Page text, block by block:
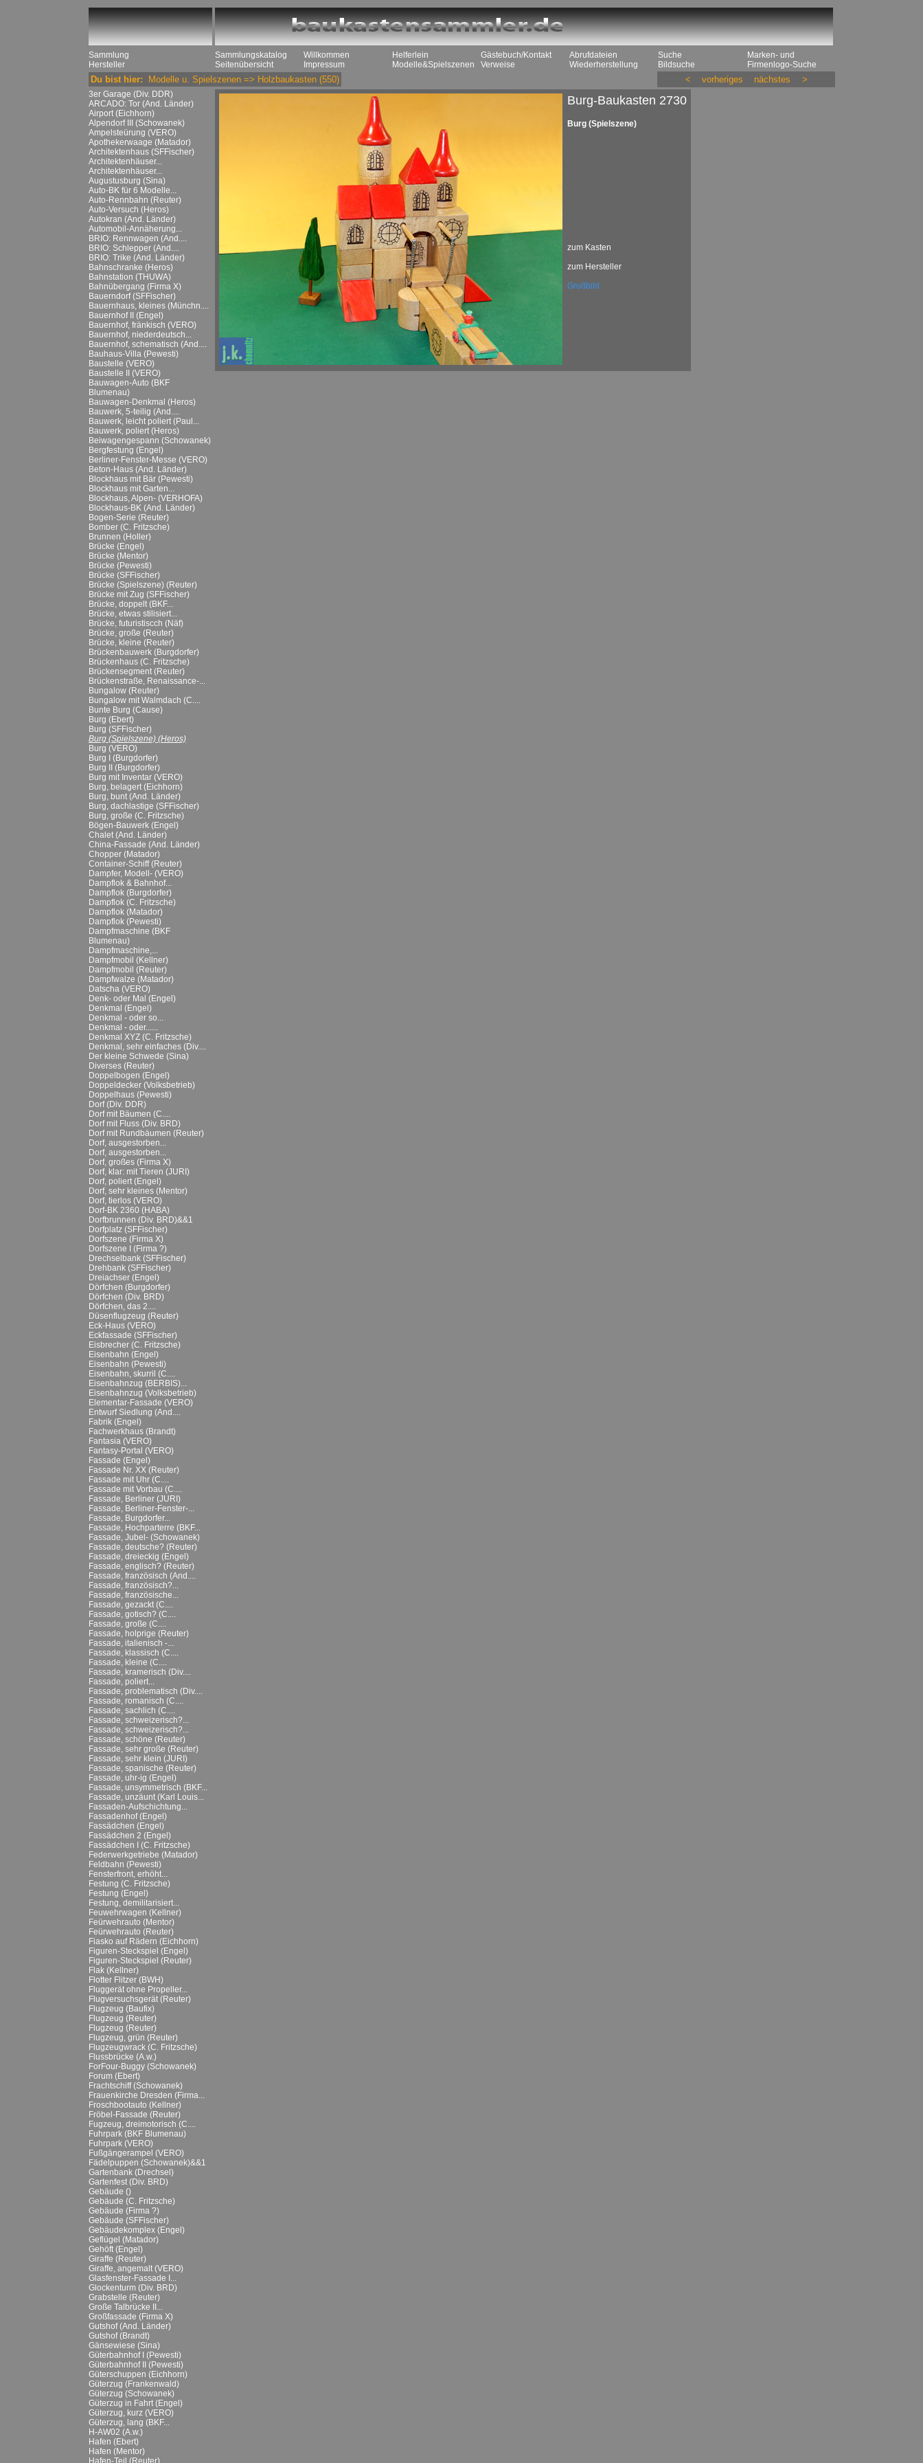
Sammlung
Hersteller
Sammlungskatalog
Seitenübersicht
Willkommen
Impressum
Helferlein
Modelle&Spielszenen
Gästebuch/Kontakt
Verweise
Abrufdateien
Wiederherstellung
Suche
Bildsuche
Marken- und
Firmenlogo-Suche
Du bist hier: Modelle u. Spielszenen => Holzbaukasten (550) < vorheriges nächstes >
3er Garage (Div. DDR)
ARCADO: Tor (And. Länder)
Airport (Eichhorn)
Alpendorf III (Schowanek)
Ampelsteürung (VERO)
Apothekerwaage (Matador)
Architektenhaus (SFFischer)
Architektenhäuser...
Architektenhäuser...
Augustusburg (Sina)
Auto-BK für 6 Modelle...
Auto-Rennbahn (Reuter)
Auto-Versuch (Heros)
Autokran (And. Länder)
Automobil-Annäherung...
BRIO: Rennwagen (And....
BRIO: Schlepper (And....
BRIO: Trike (And. Länder)
Bahnschranke (Heros)
Bahnstation (THUWA)
Bahnübergang (Firma X)
Bauerndorf (SFFischer)
Bauernhaus, kleines (Münchn....
Bauernhof II (Engel)
Bauernhof, fränkisch (VERO)
Bauernhof, niederdeutsch...
Bauernhof, schematisch (And....
Bauhaus-Villa (Pewesti)
Baustelle (VERO)
Baustelle II (VERO)
Bauwagen-Auto (BKF
Blumenau)
Bauwagen-Denkmal (Heros)
Bauwerk, 5-teilig (And....
Bauwerk, leicht poliert (Paul...
Bauwerk, poliert (Heros)
Beiwagengespann (Schowanek)
Bergfestung (Engel)
Berliner-Fenster-Messe (VERO)
Beton-Haus (And. Länder)
Blockhaus mit Bär (Pewesti)
Blockhaus mit Garten...
Blockhaus, Alpen- (VERHOFA)
Blockhaus-BK (And. Länder)
Bogen-Serie (Reuter)
Bomber (C. Fritzsche)
Brunnen (Holler)
Brücke (Engel)
Brücke (Mentor)
Brücke (Pewesti)
Brücke (SFFischer)
Brücke (Spielszene) (Reuter)
Brücke mit Zug (SFFischer)
Brücke, doppelt (BKF...
Brücke, etwas stilisiert...
Brücke, futuristiscch (Näf)
Brücke, große (Reuter)
Brücke, kleine (Reuter)
Brückenbauwerk (Burgdorfer)
Brückenhaus (C. Fritzsche)
Brückensegment (Reuter)
Brückenstraße, Renaissance-...
Bungalow (Reuter)
Bungalow mit Walmdach (C....
Bunte Burg (Cause)
Burg (Ebert)
Burg (SFFischer)
Burg (Spielszene) (Heros)
Burg (VERO)
Burg I (Burgdorfer)
Burg II (Burgdorfer)
Burg mit Inventar (VERO)
Burg, belagert (Eichhorn)
Burg, bunt (And. Länder)
Burg, dachlastige (SFFischer)
Burg, große (C. Fritzsche)
Bögen-Bauwerk (Engel)
Chalet (And. Länder)
China-Fassade (And. Länder)
Chopper (Matador)
Container-Schiff (Reuter)
Dampfer, Modell- (VERO)
Dampflok & Bahnhof...
Dampflok (Burgdorfer)
Dampflok (C. Fritzsche)
Dampflok (Matador)
Dampflok (Pewesti)
Dampfmaschine (BKF
Blumenau)
Dampfmaschine,...
Dampfmobil (Kellner)
Dampfmobil (Reuter)
Dampfwalze (Matador)
Datscha (VERO)
Denk- oder Mal (Engel)
Denkmal (Engel)
Denkmal - oder so...
Denkmal - oder......
Denkmal XYZ (C. Fritzsche)
Denkmal, sehr einfaches (Div....
Der kleine Schwede (Sina)
Diverses (Reuter)
Doppelbogen (Engel)
Doppeldecker (Volksbetrieb)
Doppelhaus (Pewesti)
Dorf (Div. DDR)
Dorf mit Bäumen (C....
Dorf mit Fluss (Div. BRD)
Dorf mit Rundbäumen (Reuter)
Dorf, ausgestorben...
Dorf, ausgestorben...
Dorf, großes (Firma X)
Dorf, klar: mit Tieren (JURI)
Dorf, poliert (Engel)
Dorf, sehr kleines (Mentor)
Dorf, tierlos (VERO)
Dorf-BK 2360 (HABA)
Dorfbrunnen (Div. BRD)&&1
Dorfplatz (SFFischer)
Dorfszene (Firma X)
Dorfszene I (Firma ?)
Drechselbank (SFFischer)
Drehbank (SFFischer)
Dreiachser (Engel)
Dörfchen (Burgdorfer)
Dörfchen (Div. BRD)
Dörfchen, das 2....
Düsenflugzeug (Reuter)
Eck-Haus (VERO)
Eckfassade (SFFischer)
Eisbrecher (C. Fritzsche)
Eisenbahn (Engel)
Eisenbahn (Pewesti)
Eisenbahn, skurril (C....
Eisenbahnzug (BERBIS)...
Eisenbahnzug (Volksbetrieb)
Elementar-Fassade (VERO)
Entwurf Siedlung (And....
Fabrik (Engel)
Fachwerkhaus (Brandt)
Fantasia (VERO)
Fantasy-Portal (VERO)
Fassade (Engel)
Fassade Nr. XX (Reuter)
Fassade mit Uhr (C....
Fassade mit Vorbau (C....
Fassade, Berliner (JURI)
Fassade, Berliner-Fenster-...
Fassade, Burgdorfer...
Fassade, Hochparterre (BKF...
Fassade, Jubel- (Schowanek)
Fassade, deutsche? (Reuter)
Fassade, dreieckig (Engel)
Fassade, englisch? (Reuter)
Fassade, französisch (And....
Fassade, französisch?...
Fassade, französische...
Fassade, gezackt (C....
Fassade, gotisch? (C....
Fassade, große (C....
Fassade, holprige (Reuter)
Fassade, italienisch -...
Fassade, klassisch (C....
Fassade, kleine (C....
Fassade, kramerisch (Div....
Fassade, poliert...
Fassade, problematisch (Div....
Fassade, romanisch (C....
Fassade, sachlich (C....
Fassade, schweizerisch?...
Fassade, schweizerisch?...
Fassade, schöne (Reuter)
Fassade, sehr große (Reuter)
Fassade, sehr klein (JURI)
Fassade, spanische (Reuter)
Fassade, uhr-ig (Engel)
Fassade, unsymmetrisch (BKF...
Fassade, unzäunt (Karl Louis...
Fassaden-Aufschichtung...
Fassadenhof (Engel)
Fassädchen (Engel)
Fassädchen 2 (Engel)
Fassädchen I (C. Fritzsche)
Federwerkgetriebe (Matador)
Feldbahn (Pewesti)
Fensterfront, erhöht...
Festung (C. Fritzsche)
Festung (Engel)
Festung, demilitarisiert...
Feuwehrwagen (Kellner)
Feürwehrauto (Mentor)
Feürwehrauto (Reuter)
Fiasko auf Rädern (Eichhorn)
Figuren-Steckspiel (Engel)
Figuren-Steckspiel (Reuter)
Flak (Kellner)
Flotter Flitzer (BWH)
Fluggerät ohne Propeller...
Flugversuchsgerät (Reuter)
Flugzeug (Baufix)
Flugzeug (Reuter)
Flugzeug (Reuter)
Flugzeug, grün (Reuter)
Flugzeugwrack (C. Fritzsche)
Flussbrücke (A.w.)
ForFour-Buggy (Schowanek)
Forum (Ebert)
Frachtschiff (Schowanek)
Frauenkirche Dresden (Firma...
Froschbootauto (Kellner)
Fröbel-Fassade (Reuter)
Fugzeug, dreimotorisch (C....
Fuhrpark (BKF Blumenau)
Fuhrpark (VERO)
Fußgängerampel (VERO)
Fädelpuppen (Schowanek)&&1
Gartenbank (Drechsel)
Gartenfest (Div. BRD)
Gebäude ()
Gebäude (C. Fritzsche)
Gebäude (Firma ?)
Gebäude (SFFischer)
Gebäudekomplex (Engel)
Geflügel (Matador)
Gehöft (Engel)
Giraffe (Reuter)
Giraffe, angemalt (VERO)
Glasfenster-Fassade I...
Glockenturm (Div. BRD)
Grabstelle (Reuter)
Große Talbrücke II...
Großfassade (Firma X)
Gutshof (And. Länder)
Gutshof (Brandt)
Gänsewiese (Sina)
Güterbahnhof I (Pewesti)
Güterbahnhof II (Pewesti)
Güterschuppen (Eichhorn)
Güterzug (Frankenwald)
Güterzug (Schowanek)
Güterzug in Fahrt (Engel)
Güterzug, kurz (VERO)
Güterzug, lang (BKF...
H-AW02 (A.w.)
Hafen (Ebert)
Hafen (Mentor)
Hafen-Teil (Reuter)
Burg-Baukasten 2730
Burg (Spielszene)
zum Kasten
zum Hersteller
Großbild